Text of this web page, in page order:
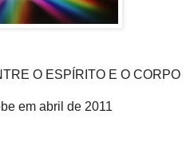
O ESPÍRITO E O CORPO
em abril de 2011